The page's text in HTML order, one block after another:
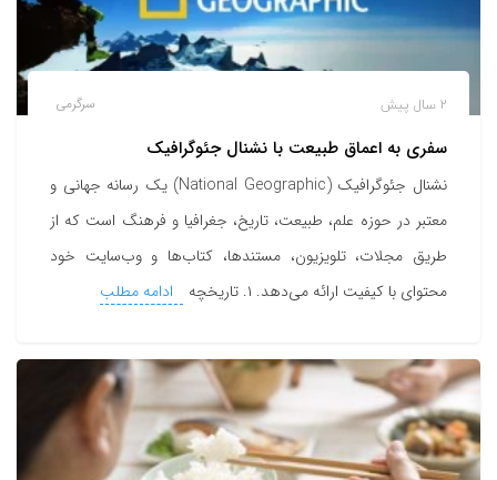
سرگرمی 2 سال پیش
سفری به اعماق طبیعت با نشنال جئوگرافیک
نشنال جئوگرافیک (National Geographic) یک رسانه جهانی و
معتبر در حوزه علم، طبیعت، تاریخ، جغرافیا و فرهنگ است که از
طریق مجلات، تلویزیون، مستندها، کتاب‌ها و وب‌سایت خود
محتوای با کیفیت ارائه می‌دهد. ۱. تاریخچه
ادامه مطلب